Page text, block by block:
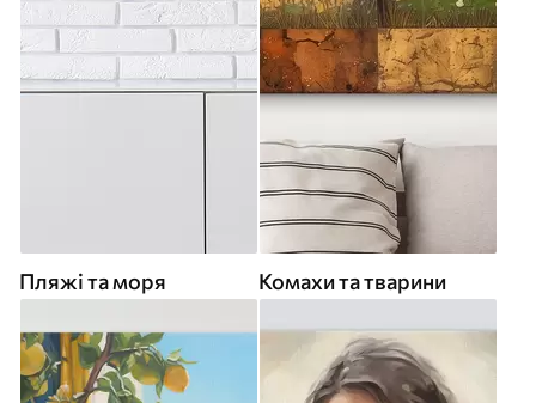
Пляжі та моря Комахи та тварини